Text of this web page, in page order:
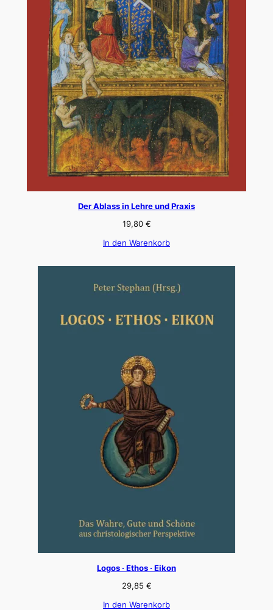
Der Ablass in Lehre und Praxis
19,80 €
In den Warenkorb
Logos · Ethos · Eikon
29,85 €
In den Warenkorb